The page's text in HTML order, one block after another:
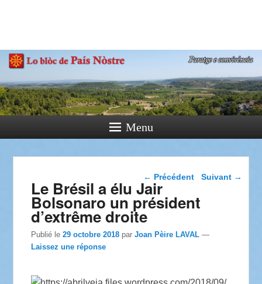
Paratge e Convivència
Menu
Navigation dans les
← Précédent Suivant →
Le Brésil a élu Jair
Bolsonaro un président
d’extrême droite
Publié le29 octobre 2018 parJoan Pèire LAVAL —
Laissez une réponse